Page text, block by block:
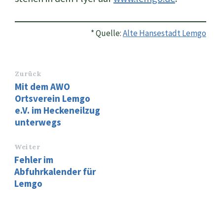
* Quelle:Alte Hansestadt Lemgo
Zurück
Mit dem AWO
Ortsverein Lemgo
e.V. im Heckeneilzug
unterwegs
Weiter
Fehler im
Abfuhrkalender für
Lemgo